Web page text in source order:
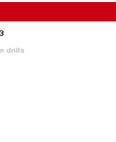
drills